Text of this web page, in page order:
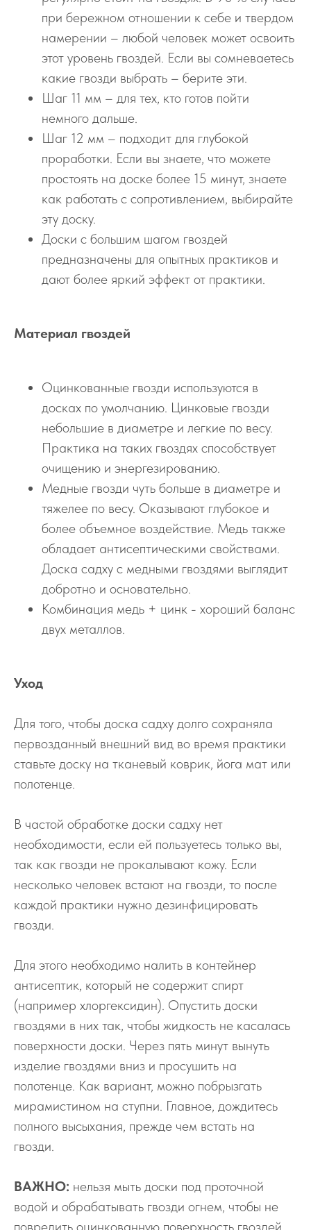
при бережном отношении к себе и твердом
намерении – любой человек может освоить
этот уровень гвоздей. Если вы сомневаетесь
какие гвозди выбрать – берите эти.
Шаг 11 мм – для тех, кто готов пойти
немного дальше.
Шаг 12 мм – подходит для глубокой
проработки. Если вы знаете, что можете
простоять на доске более 15 минут, знаете
как работать с сопротивлением, выбирайте
эту доску.
Доски с большим шагом гвоздей
предназначены для опытных практиков и
дают более яркий эффект от практики.
Материал гвоздей
Оцинкованные гвозди используются в
досках по умолчанию. Цинковые гвозди
небольшие в диаметре и легкие по весу.
Практика на таких гвоздях способствует
очищению и энергезированию.
Медные гвозди чуть больше в диаметре и
тяжелее по весу. Оказывают глубокое и
более объемное воздействие. Медь также
обладает антисептическими свойствами.
Доска садху с медными гвоздями выглядит
добротно и основательно.
Комбинация медь + цинк - хороший баланс
двух металлов.
Уход
Для того, чтобы доска садху долго сохраняла
первозданный внешний вид во время практики
ставьте доску на тканевый коврик, йога мат или
полотенце.
В частой обработке доски садху нет
необходимости, если ей пользуетесь только вы,
так как гвозди не прокалывают кожу. Если
несколько человек встают на гвозди, то после
каждой практики нужно дезинфицировать
гвозди.
Для этого необходимо налить в контейнер
антисептик, который не содержит спирт
(например хлоргексидин). Опустить доски
гвоздями в них так, чтобы жидкость не касалась
поверхности доски. Через пять минут вынуть
изделие гвоздями вниз и просушить на
полотенце. Как вариант, можно побрызгать
мирамистином на ступни. Главное, дождитесь
полного высыхания, прежде чем встать на
гвозди.
ВАЖНО: нельзя мыть доски под проточной
водой и обрабатывать гвозди огнем, чтобы не
повредить оцинкованную поверхность гвоздей.